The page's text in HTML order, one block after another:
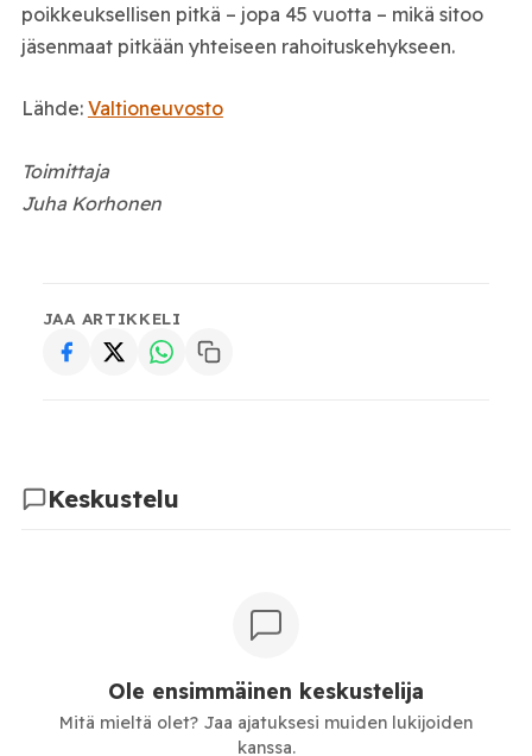
poikkeuksellisen pitkä – jopa 45 vuotta – mikä sitoo
jäsenmaat pitkään yhteiseen rahoituskehykseen.
Lähde: Valtioneuvosto
Toimittaja
Juha Korhonen
JAA ARTIKKELI
Keskustelu
Ole ensimmäinen keskustelija
Mitä mieltä olet? Jaa ajatuksesi muiden lukijoiden
kanssa.